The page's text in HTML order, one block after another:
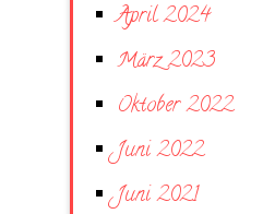
April 2024
März 2023
Oktober 2022
Juni 2022
Juni 2021